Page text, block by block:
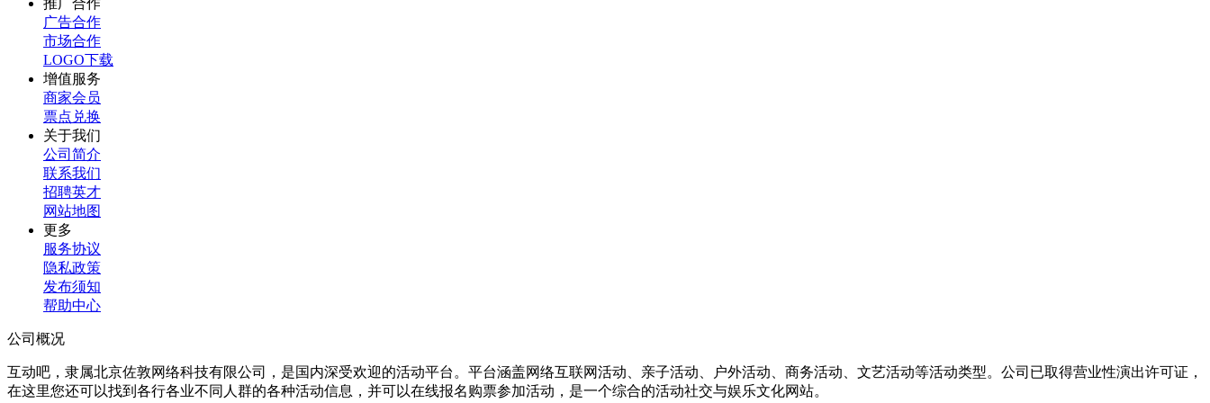
推广合作
广告合作
市场合作
LOGO下载
增值服务
商家会员
票点兑换
关于我们
公司简介
联系我们
招聘英才
网站地图
更多
服务协议
隐私政策
发布须知
帮助中心
公司概况
互动吧，隶属北京佐敦网络科技有限公司，是国内深受欢迎的活动平台。平台涵盖网络互联网活动、亲子活动、户外活动、商务活动、文艺活动等活动类型。公司已取得营业性演出许可证，
在这里您还可以找到各行各业不同人群的各种活动信息，并可以在线报名购票参加活动，是一个综合的活动社交与娱乐文化网站。